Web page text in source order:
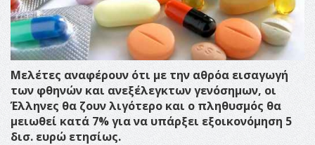
Μελέτες αναφέρουν ότι με την αθρόα εισαγωγή
των φθηνών και ανεξέλεγκτων γενόσημων, οι
Έλληνες θα ζουν λιγότερο και ο πληθυσμός θα
μειωθεί κατά 7% για να υπάρξει εξοικονόμηση 5
δισ. ευρώ ετησίως.